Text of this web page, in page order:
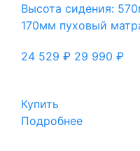
Высота сидения:
170мм пуховый
24 529 ₽ 29 990 ₽
Купить
Подробнее